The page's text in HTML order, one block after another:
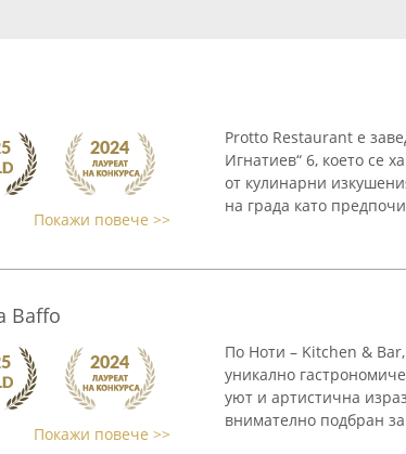
Покажи повече >>
Protto Restaurant е
Игнатиев“ 6, което се
от кулинарни
на града като
Baffo
Покажи повече >>
По Ноти – Kitchen &
уникално
уют и артистична
внимателно подбран